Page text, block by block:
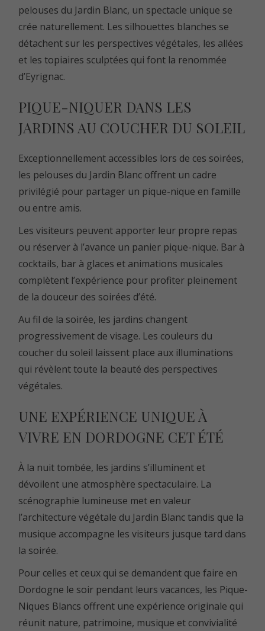
pelouses du Jardin Blanc, un spectacle unique se
crée naturellement. Les silhouettes blanches se
détachent sur les perspectives végétales, les allées
et les topiaires sculptées qui font la renommée
d’Eyrignac.
PIQUE-NIQUER DANS LES
JARDINS AU COUCHER DU SOLEIL
Exceptionnellement accessibles lors de ces soirées,
les pelouses du Jardin Blanc offrent un cadre
privilégié pour partager un pique-nique en famille
ou entre amis.
Les visiteurs peuvent apporter leur propre repas
ou réserver à l’avance un panier pique-nique. Bar à
cocktails, bar à glaces et animations musicales
complètent l’expérience pour profiter pleinement
de la douceur des soirées d’été.
Au fil de la soirée, les jardins changent
progressivement de visage. Les couleurs du
coucher du soleil laissent place aux illuminations
qui révèlent toute la beauté des perspectives
végétales.
UNE EXPÉRIENCE UNIQUE À
VIVRE EN DORDOGNE CET ÉTÉ
À la nuit tombée, les jardins s’illuminent et
dévoilent une atmosphère spectaculaire. La
scénographie lumineuse met en valeur
l’architecture végétale du Jardin Blanc tandis que la
musique accompagne les visiteurs jusque tard dans
la soirée.
Pour celles et ceux qui se demandent que faire en
Dordogne le soir pendant leurs vacances, les Pique-
Niques Blancs offrent une expérience originale qui
réunit nature, patrimoine, musique et convivialité